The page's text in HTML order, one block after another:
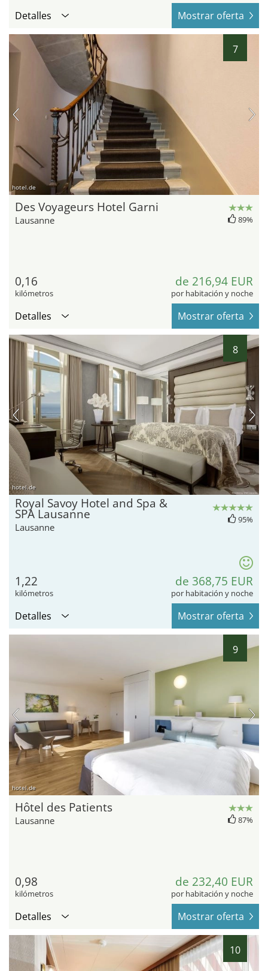
Detalles Mostrar oferta
7
hotel.de
Des Voyageurs Hotel Garni
Lausanne 89%
0,16
kilómetros
de 216,94 EUR
por habitación y noche
Detalles Mostrar oferta
8
hotel.de
Royal Savoy Hotel and Spa &
SPA Lausanne
Lausanne
95%
1,22
kilómetros
de 368,75 EUR
por habitación y noche
Detalles Mostrar oferta
9
hotel.de
Hôtel des Patients
Lausanne 87%
0,98
kilómetros
de 232,40 EUR
por habitación y noche
Detalles Mostrar oferta
10